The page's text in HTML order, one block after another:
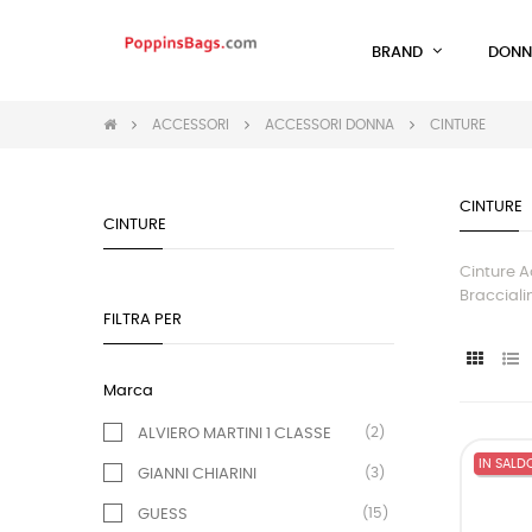
BRAND
ACCESSORI ACCESSORI DONNA CINTURE
CINTURE
FILTRA PER
Marca
ALVIERO MARTINI 1 CLASSE (2)
GIANNI CHIARINI (3)
GUESS (15)
CINTURE
Cinture
IN